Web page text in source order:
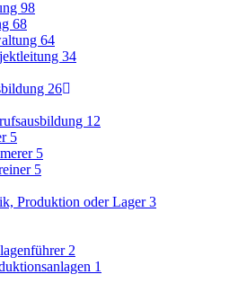
98
68
64
34
26
12
5
5
5
Produktion oder Lager3
2
1